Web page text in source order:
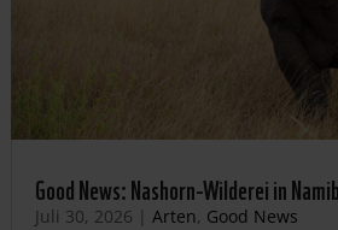
Good News: Nashorn-Wilderei in
Juli 30, 2026 | Arten, Good News